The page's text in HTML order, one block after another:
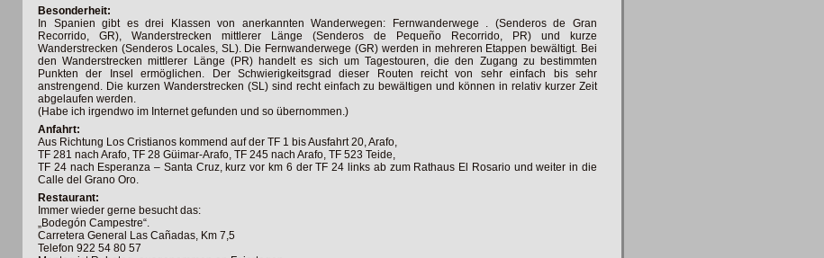
Besonderheit:
In Spanien gibt es drei Klassen von anerkannten Wanderwegen: Fernwanderwege . (Senderos de Gran
Recorrido, GR), Wanderstrecken mittlerer Länge (Senderos de Pequeño Recorrido, PR) und kurze
Wanderstrecken (Senderos Locales, SL). Die Fernwanderwege (GR) werden in mehreren Etappen bewältigt. Bei
den Wanderstrecken mittlerer Länge (PR) handelt es sich um Tagestouren, die den Zugang zu bestimmten
Punkten der Insel ermöglichen. Der Schwierigkeitsgrad dieser Routen reicht von sehr einfach bis sehr
anstrengend. Die kurzen Wanderstrecken (SL) sind recht einfach zu bewältigen und können in relativ kurzer Zeit
abgelaufen werden.
(Habe ich irgendwo im Internet gefunden und so übernommen.)
Anfahrt:
Aus Richtung Los Cristianos kommend auf der TF 1 bis Ausfahrt 20, Arafo,
TF 281 nach Arafo, TF 28 Güimar-Arafo, TF 245 nach Arafo, TF 523 Teide,
TF 24 nach Esperanza – Santa Cruz, kurz vor km 6 der TF 24 links ab zum Rathaus El Rosario und weiter in die
Calle del Grano Oro.
Restaurant:
Immer wieder gerne besucht das:
„Bodegón Campestre“.
Carretera General Las Cañadas, Km 7,5
Telefon 922 54 80 57